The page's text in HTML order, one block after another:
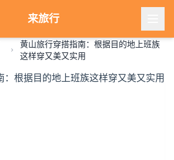
来旅行
黄山旅行穿搭指南：根据目的地上班族
这样穿又美又实用